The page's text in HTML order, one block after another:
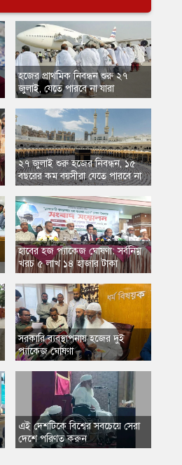
হজের প্রাথমিক নিবন্ধন শুরু ২৭
জুলাই, যেতে পারবে না যারা
​২৭ জুলাই শুরু হজের নিবন্ধন, ১৫
বছরের কম বয়সীরা যেতে পারবে না
হাবের হজ প্যাকেজ ঘোষণা: সর্বনিম্ন
খরচ ৫ লাখ ১৪ হাজার টাকা
সরকারি ব্যবস্থাপনায় হজের দুই
প্যাকেজ ঘোষণা
এই দেশটিকে বিশ্বের সবচেয়ে সেরা
দেশে পরিণত করুন